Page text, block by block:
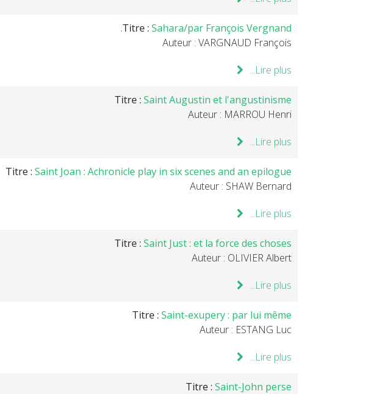
Titre : Sahara/par François Vergnand.
Auteur : VARGNAUD François
Lire plus...
Titre : Saint Augustin et l'angustinisme
Auteur : MARROU Henri
Lire plus...
Titre : Saint Joan : Achronicle play in six scenes and an epilogue
Auteur : SHAW Bernard
Lire plus...
Titre : Saint Just : et la force des choses
Auteur : OLIVIER Albert
Lire plus...
Titre : Saint-exupery : par lui même
Auteur : ESTANG Luc
Lire plus...
Titre : Saint-John perse